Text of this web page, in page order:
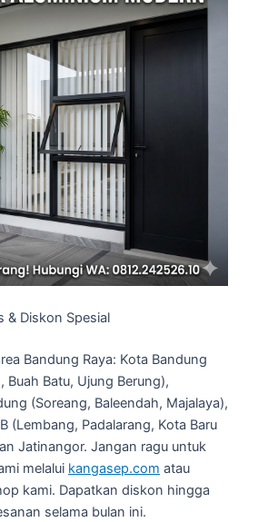
& Diskon Spesial
Bandung Raya: Kota Bandung
Buah Batu, Ujung Berung),
(Soreang, Baleendah, Majalaya),
(Lembang, Padalarang, Kota Baru
Jatinangor. Jangan ragu untuk
melalui kangasep.com atau
kami. Dapatkan diskon hingga
selama bulan ini.